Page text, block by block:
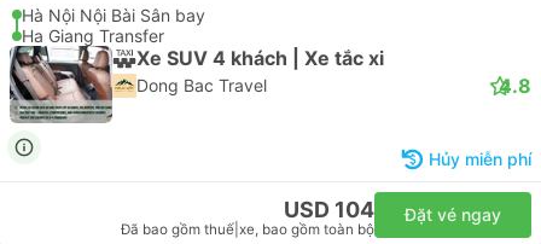
Hà Nội Nội Bài Sân bay
Ha Giang Transfer
Xe SUV 4 khách | Xe tắc xi
Dong Bac Travel 4.8
Hủy miễn phí
USD 104
Đã bao gồm thuế xe, bao gồm toàn bộ
Đặt vé ngay